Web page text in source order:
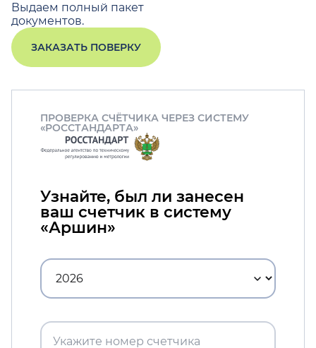
Выдаем полный пакет
документов.
ЗАКАЗАТЬ ПОВЕРКУ
ПРОВЕРКА СЧЁТЧИКА ЧЕРЕЗ СИСТЕМУ
«РОССТАНДАРТА»
Узнайте, был ли занесен
ваш счетчик в систему
«Аршин»